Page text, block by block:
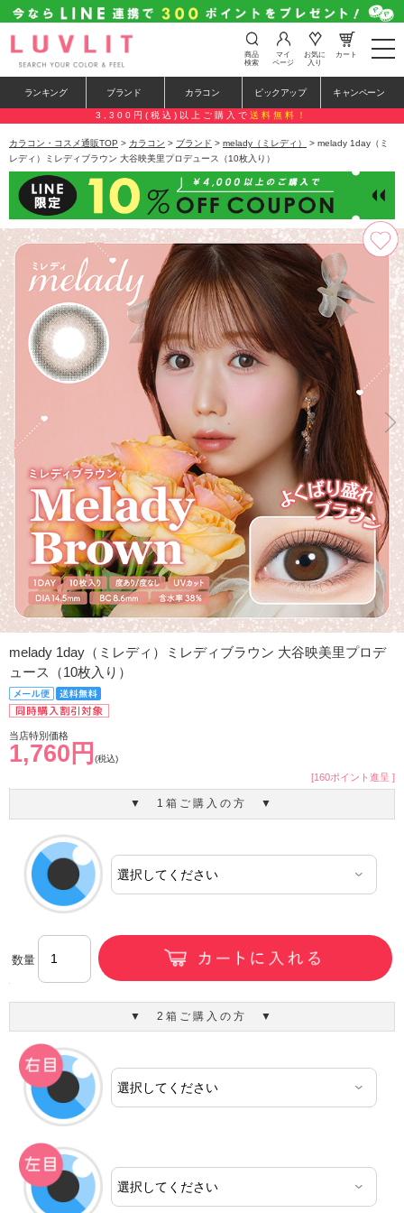
t
o
e
n
a
a
i
o
n
商品
検索
マイ
ページ
お気に
入り
カート
ランキング ブランド カラコン ピックアップ キャンペーン
3,300円(税込)以上ご購入で 送料無料！
カラコン・コスメ通販TOP > カラコン > ブランド > melady（ミレディ）
> melady 1day（ミ
レディ）ミレディブラウン 大谷映美里プロデュース（10枚入り）
melady 1day（ミレディ）ミレディブラウン 大谷映美里プロデ
ュース（10枚入り）
当店特別価格
1,760円 (税込)
[160ポイント進呈 ]
▼ 1箱ご購入の方 ▼
数量
▼ 2箱ご購入の方 ▼